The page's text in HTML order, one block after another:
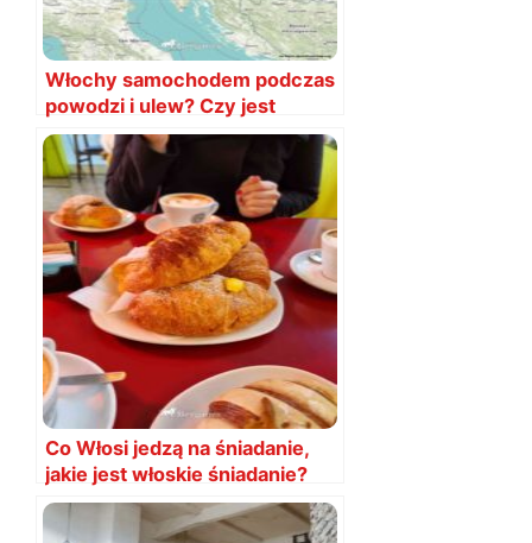
Włochy samochodem podczas
powodzi i ulew? Czy jest
bezpiecznie? Czy da się
dojechać?
Co Włosi jedzą na śniadanie,
jakie jest włoskie śniadanie?
Przykłady